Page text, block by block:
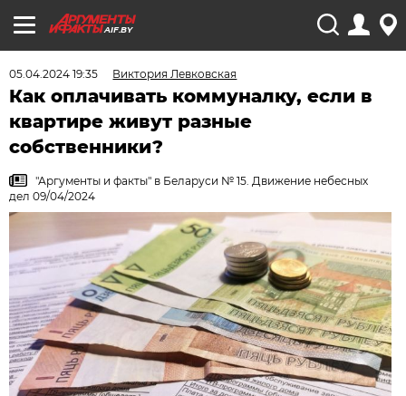
AIF.BY
05.04.2024 19:35 Виктория Левковская
Как оплачивать коммуналку, если в
квартире живут разные
собственники?
"Аргументы и факты" в Беларуси № 15. Движение небесных
дел 09/04/2024